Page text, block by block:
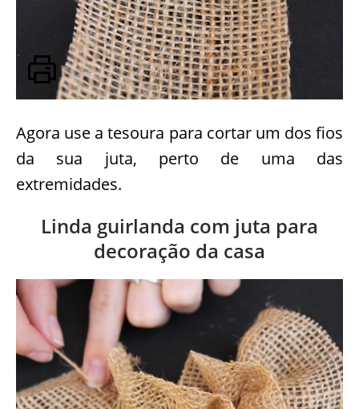
Agora use a tesoura para cortar um dos fios
da sua juta, perto de uma das
extremidades.
Linda guirlanda com juta para
decoração da casa